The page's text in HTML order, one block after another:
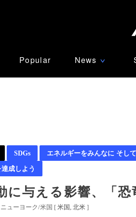
Popular News ∨
SDGs エネルギーをみんなに そし
成しよう
に与える影響、「
ューヨーク/米国 [米国 北米 ]